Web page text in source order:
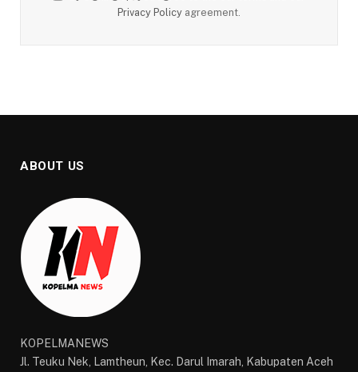
Privacy Policy agreement.
ABOUT US
KOPELMANEWS
Jl. Teuku Nek, Lamtheun, Kec. Darul Imarah, Kabupaten Aceh